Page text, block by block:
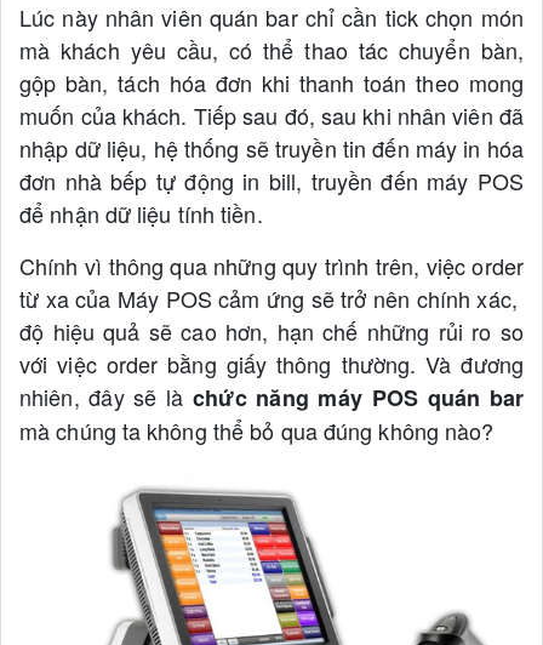
Lúc này nhân viên quán bar chỉ cần tick chọn món
mà khách yêu cầu, có thể thao tác chuyển bàn,
gộp bàn, tách hóa đơn khi thanh toán theo mong
muốn của khách. Tiếp sau đó, sau khi nhân viên đã
nhập dữ liệu, hệ thống sẽ truyền tin đến máy in hóa
đơn nhà bếp tự động in bill, truyền đến máy POS
để nhận dữ liệu tính tiền.
Chính vì thông qua những quy trình trên, việc order
từ xa của Máy POS cảm ứng sẽ trở nên chính xác,
độ hiệu quả sẽ cao hơn, hạn chế những rủi ro so
với việc order bằng giấy thông thường. Và đương
nhiên, đây sẽ làchức năng máy POS quán bar
mà chúng ta không thể bỏ qua đúng không nào?